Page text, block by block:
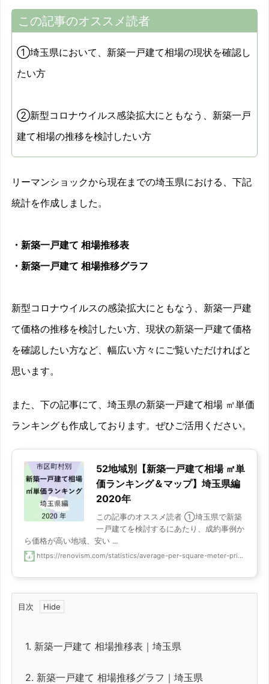
この記事のオススメ読者
①埼玉県において、新築一戸建て相場の現状を確認し
たい方
②新型コロナウイルス感染拡大にともなう、新築一戸
建て相場の推移を検討したい方
リーマンショックから現在までの埼玉県における、下記
統計を作成しました。
・新築一戸建て 相場推移表
・新築一戸建て 相場推移グラフ
新型コロナウイルスの感染拡大にともなう、新築一戸建
て価格の推移を検討したい方、現状の新築一戸建て価格
を確認したい方など、幅広い方々にご覧いただければと
思います。
また、下の記事にて、埼玉県の新築一戸建て相場 ㎡単価
ランキングも作成しております。ぜひご活用ください。
52地域別【新築一戸建て相場 ㎡単
価ランキング＆マップ】埼玉県編
2020年
この記事のオススメ読者 ①埼玉県で新築
一戸建てを検討するにあたり、成約事例か
ら価格が高い地域、安い ...
https://renovism.com/statistics/average-per-square-meter-pri...
目次
1. 新築一戸建て 相場推移表｜埼玉県
2. 新築一戸建て 相場推移グラフ｜埼玉県